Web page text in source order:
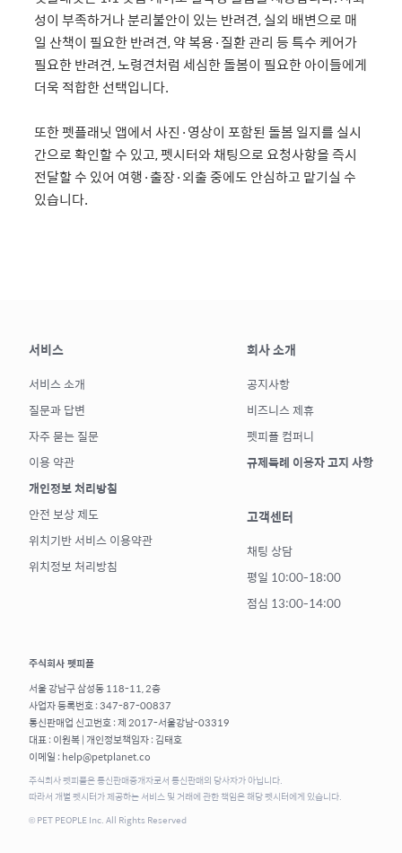
성이 부족하거나 분리불안이 있는 반려견, 실외 배변으로 매
일 산책이 필요한 반려견, 약 복용·질환 관리 등 특수 케어가
필요한 반려견, 노령견처럼 세심한 돌봄이 필요한 아이들에게
더욱 적합한 선택입니다.
또한 펫플래닛 앱에서 사진·영상이 포함된 돌봄 일지를 실시
간으로 확인할 수 있고, 펫시터와 채팅으로 요청사항을 즉시
전달할 수 있어 여행·출장·외출 중에도 안심하고 맡기실 수
있습니다.
서비스
서비스 소개
질문과 답변
자주 묻는 질문
이용 약관
개인정보 처리방침
안전 보상 제도
위치기반 서비스 이용약관
위치정보 처리방침
회사 소개
공지사항
비즈니스 제휴
펫피플 컴퍼니
규제특례 이용자 고지 사항
고객센터
채팅 상담
평일 10:00-18:00
점심 13:00-14:00
주식회사 펫피플
서울 강남구 삼성동 118-11, 2층
사업자 등록번호 : 347-87-00837
통신판매업 신고번호 : 제 2017-서울강남-03319
대표 : 이원복 | 개인정보책임자 : 김태호
이메일 : help@petplanet.co
주식회사 펫피플은 통신판매중개자로서 통신판매의 당사자가 아닙니다.
따라서 개별 펫시터가 제공하는 서비스 및 거래에 관한 책임은 해당 펫시터에게 있습니다.
© PET PEOPLE Inc. All Rights Reserved